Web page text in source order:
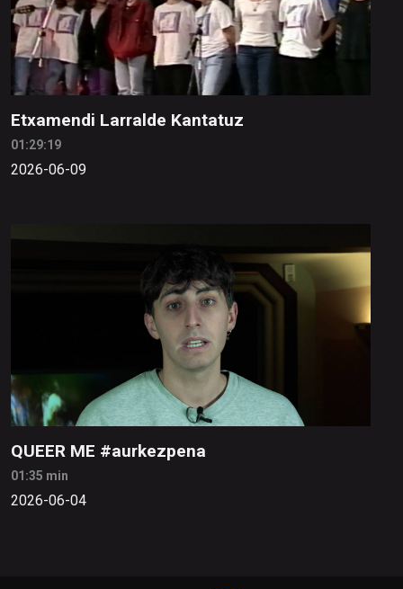
Etxamendi Larralde Kantatuz
01:29:19
2026-06-09
QUEER ME #aurkezpena
01:35 min
2026-06-04